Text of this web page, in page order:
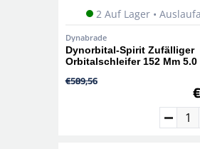
2 Auf Lager •
Dynabrade
Dynorbital-Spirit Zufälliger
Orbitalschleifer 152 Mm 5.0
€589,56